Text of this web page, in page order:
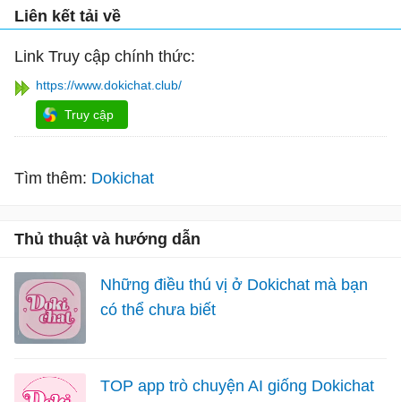
Liên kết tải về
Link Truy cập chính thức:
https://www.dokichat.club/
Truy cập
Tìm thêm: Dokichat
Thủ thuật và hướng dẫn
Những điều thú vị ở Dokichat mà bạn
có thể chưa biết
TOP app trò chuyện AI giống Dokichat